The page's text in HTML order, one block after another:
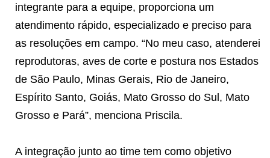
integrante para a equipe, proporciona um
atendimento rápido, especializado e preciso para
as resoluções em campo. “No meu caso, atenderei
reprodutoras, aves de corte e postura nos Estados
de São Paulo, Minas Gerais, Rio de Janeiro,
Espírito Santo, Goiás, Mato Grosso do Sul, Mato
Grosso e Pará”, menciona Priscila.
A integração junto ao time tem como objetivo